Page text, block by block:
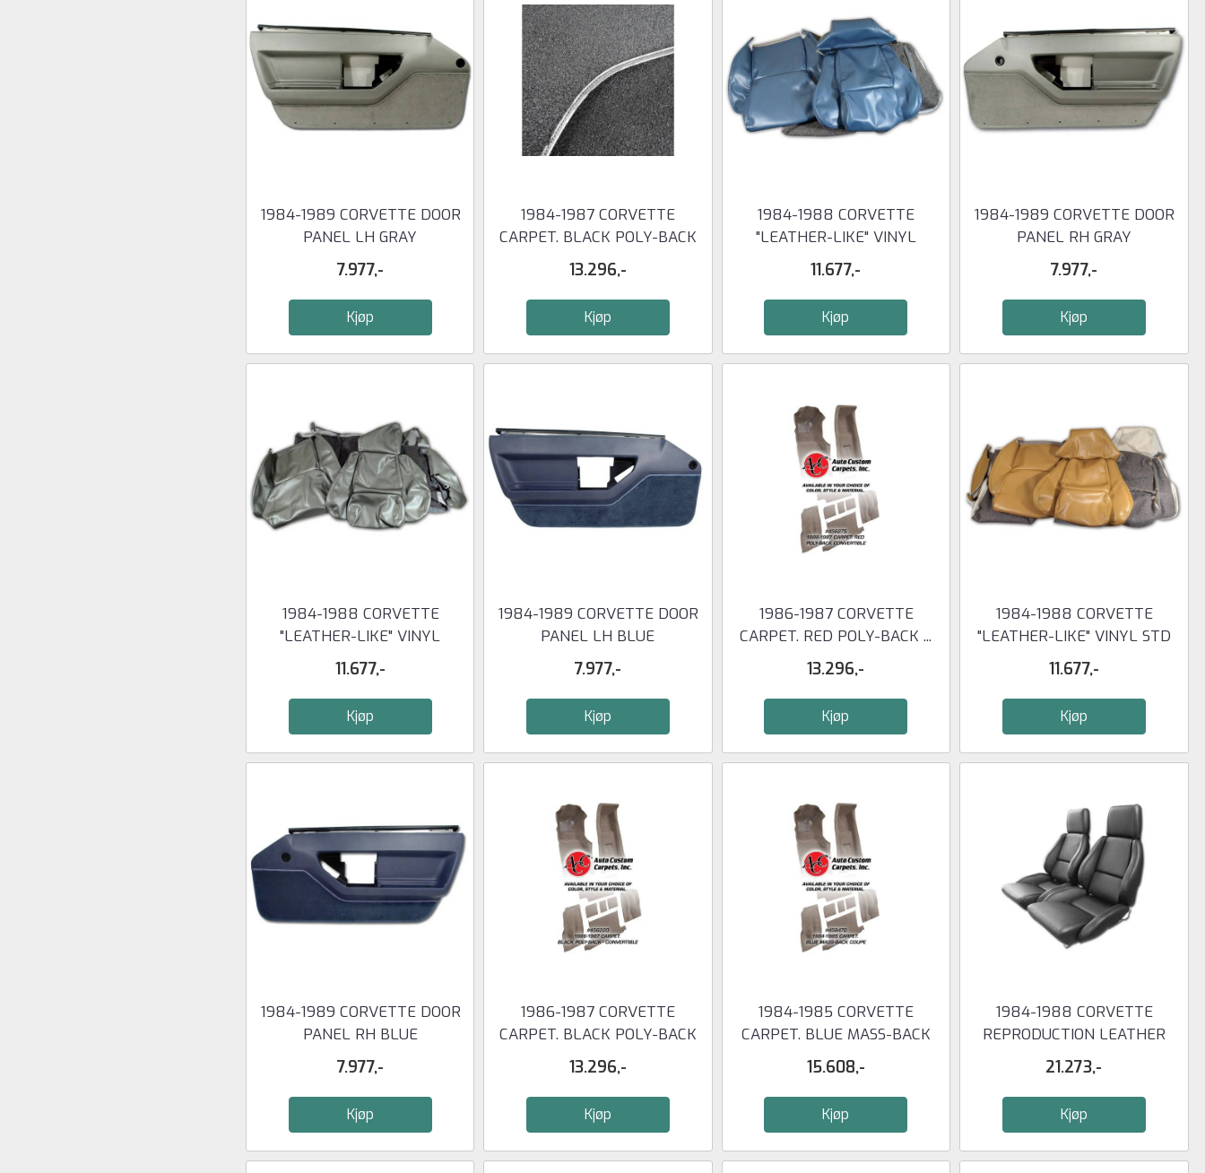
1984-1989 CORVETTE DOOR
PANEL LH GRAY
7.977,-
Kjøp
1984-1987 CORVETTE
CARPET. BLACK POLY-BACK
COUPE
13.296,-
Kjøp
1984-1988 CORVETTE
"LEATHER-LIKE" VINYL
STANDARD ...
11.677,-
Kjøp
1984-1989 CORVETTE DOOR
PANEL RH GRAY
7.977,-
Kjøp
1984-1988 CORVETTE
"LEATHER-LIKE" VINYL
STANDARD ...
11.677,-
Kjøp
1984-1989 CORVETTE DOOR
PANEL LH BLUE
7.977,-
Kjøp
1986-1987 CORVETTE
CARPET. RED POLY-BACK ...
13.296,-
Kjøp
1984-1988 CORVETTE
"LEATHER-LIKE" VINYL STD
SEAT ...
11.677,-
Kjøp
1984-1989 CORVETTE DOOR
PANEL RH BLUE
7.977,-
Kjøp
1986-1987 CORVETTE
CARPET. BLACK POLY-BACK
...
13.296,-
Kjøp
1984-1985 CORVETTE
CARPET. BLUE MASS-BACK
COUPE
15.608,-
Kjøp
1984-1988 CORVETTE
REPRODUCTION LEATHER
STANDARD ...
21.273,-
Kjøp